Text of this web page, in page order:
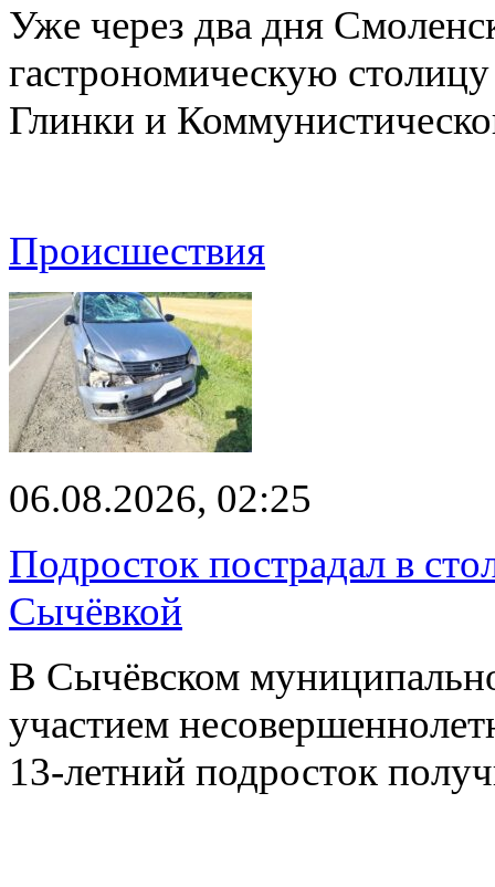
Уже через два дня
гастрономическую
Глинки и
Происшествия
06.08.2026, 02:25
Подросток пострадал в
Сычёвкой
В Сычёвском
участием
13-летний подросток